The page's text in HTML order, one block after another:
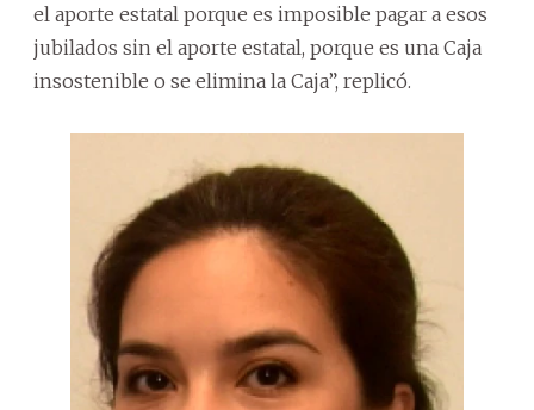
el aporte estatal porque es imposible pagar a esos
jubilados sin el aporte estatal, porque es una Caja
insostenible o se elimina la Caja”, replicó.